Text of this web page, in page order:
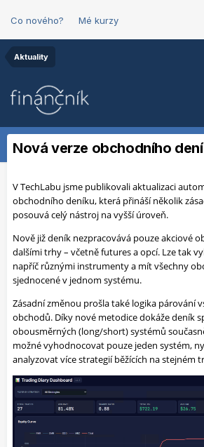
Co nového? Mé kurzy
Aktuality
Nová verze obchodního
V TechLabu jsme publikovali aktualizaci
obchodního deníku, která přináší několik
posouvá celý nástroj na vyšší úroveň.
Nově již deník nezpracovává pouze akciové
dalšími trhy – včetně futures a opcí. Lze tak
napříč různými instrumenty a mít všechny
sjednocené v jednom systému.
Zásadní změnou prošla také logika párování
obchodů. Díky nové metodice dokáže deník
obousměrných (long/short) systémů
možné vyhodnocovat pouze jeden systém,
analyzovat více strategií běžících na stejném